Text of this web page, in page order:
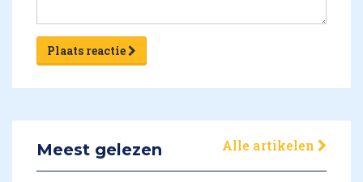
Plaats reactie
Meest gelezen Alle artikelen